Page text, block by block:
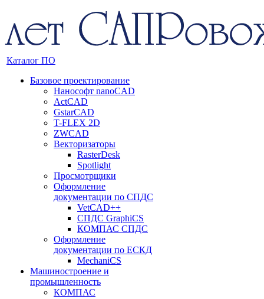
Каталог ПО
Базовое проектирование
Нанософт nanoCAD
ActCAD
GstarCAD
T-FLEX 2D
ZWCAD
Векторизаторы
RasterDesk
Spotlight
Просмотрщики
Оформление
документации по СПДС
VetCAD++
СПДС GraphiCS
КОМПАС СПДС
Оформление
документации по ЕСКД
MechaniCS
Машиностроение и
промышленность
КОМПАС